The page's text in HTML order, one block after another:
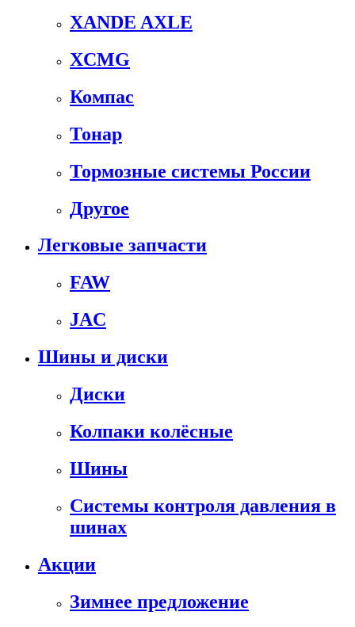
XANDE AXLE
XCMG
Компас
Тонар
Тормозные системы России
Другое
Легковые запчасти
FAW
JAC
Шины и диски
Диски
Колпаки колёсные
Шины
Системы контроля давления в
шинах
Акции
Зимнее предложение